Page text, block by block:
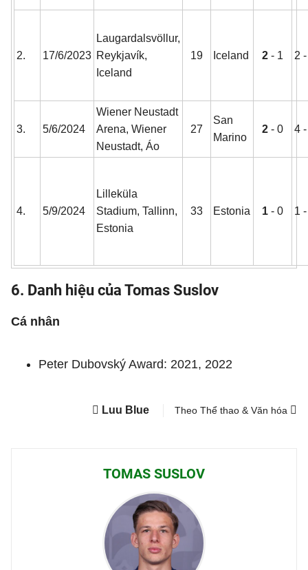
2. 17/6/2023
Laugardalsvöllur,
Reykjavík,
Iceland
19 Iceland 2 - 1 2
3. 5/6/2024
Wiener Neustadt
Arena, Wiener
Neustadt, Áo
27
San
Marino
2 - 0 4
4. 5/9/2024
Lilleküla
Stadium, Tallinn,
Estonia
33 Estonia 1 - 0 1
6. Danh hiệu của Tomas Suslov
Cá nhân
Peter Dubovský Award: 2021, 2022
Luu Blue Theo Thể thao & Văn hóa
TOMAS SUSLOV